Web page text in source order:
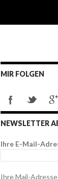
MIR FOLGEN
NEWSLETTER
Ihre E-Mail-
Ihre Mail-